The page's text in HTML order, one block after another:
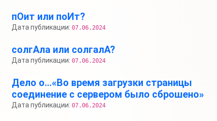
пОит или поИт?
Дата публикации: 07.06.2024
солгАла или солгалА?
Дата публикации: 07.06.2024
Дело о…«Во время загрузки страницы
соединение с сервером было сброшено»
Дата публикации: 07.06.2024